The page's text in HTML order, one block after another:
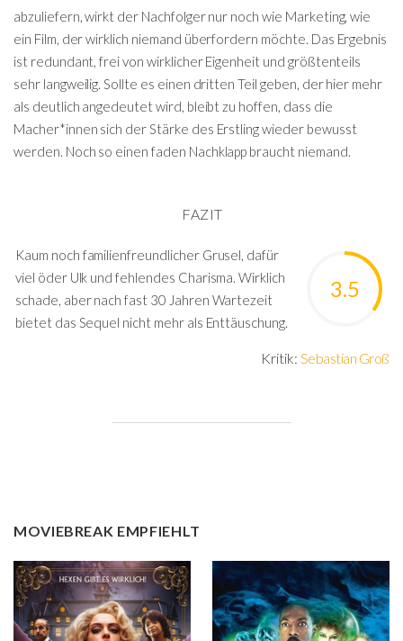
abzuliefern, wirkt der Nachfolger nur noch wie Marketing, wie
ein Film, der wirklich niemand überfordern möchte. Das Ergebnis
ist redundant, frei von wirklicher Eigenheit und größtenteils
sehr langweilig. Sollte es einen dritten Teil geben, der hier mehr
als deutlich angedeutet wird, bleibt zu hoffen, dass die
Macher*innen sich der Stärke des Erstling wieder bewusst
werden. Noch so einen faden Nachklapp braucht niemand.
FAZIT
3.5
Kaum noch familienfreundlicher Grusel, dafür
viel öder Ulk und fehlendes Charisma. Wirklich
schade, aber nach fast 30 Jahren Wartezeit
bietet das Sequel nicht mehr als Enttäuschung.
Kritik: Sebastian Groß
MOVIEBREAK EMPFIEHLT